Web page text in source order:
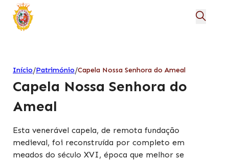
Início/Património/Capela Nossa Senhora do Ameal
Capela Nossa Senhora do
Ameal
Esta venerável capela, de remota fundação
medieval, foi reconstruída por completo em
meados do século XVI, época que melhor se